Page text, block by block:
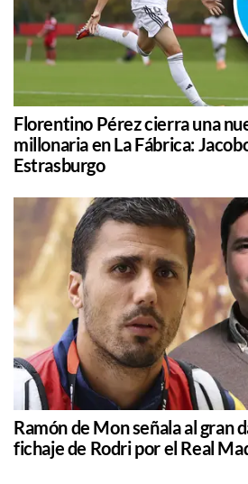
Florentino Pérez cierra una
millonaria en La Fábrica:
Estrasburgo
Ramón de Mon señala al gran
fichaje de Rodri por el Real